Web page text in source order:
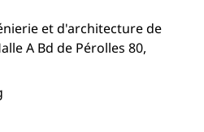
et d'architecture de
A Bd de Pérolles 80,